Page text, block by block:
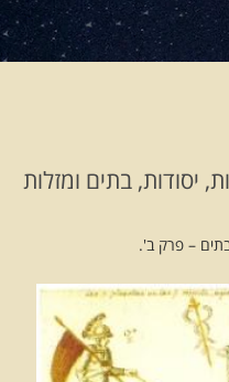
יסודות, בתים ומזלות
– פרק ב'.